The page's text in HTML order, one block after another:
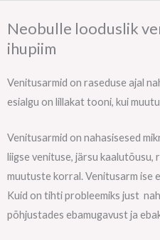
Neobulle looduslik
ihupiim
Venitusarmid on raseduse ajal
esialgu on lillakat tooni, kui
Venitusarmid on nahasisesed
liigse venituse, järsu
muutuste korral. Venitusarm ise
Kuid on tihti probleemiks just
põhjustades ebamugavust ja